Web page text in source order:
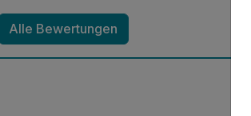
Alle Bewertungen